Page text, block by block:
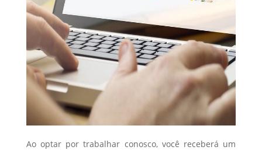
Ao optar por trabalhar conosco, você receberá um